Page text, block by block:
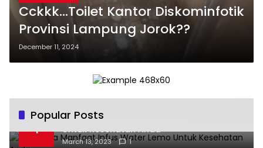
Cckkk…Toilet Kantor Diskominfotik
Provinsi Lampung Jorok??
December 11, 2024
Popular Posts
1
Beberapa Manfaat Infus Water Lemo
Untuk Kesehatan Anda
March 13, 2023 1